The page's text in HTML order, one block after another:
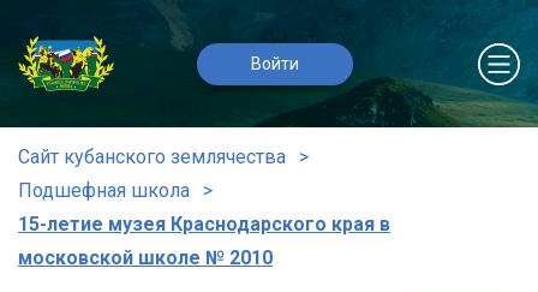
Войти
Сайт кубанского землячества
Подшефная школа
15-летие музея Краснодарского края в
московской школе № 2010